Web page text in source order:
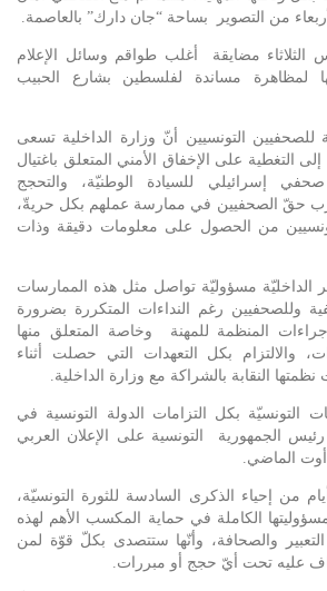
من التصوير بساحة “جان دارك” بالعاصمة.
مضايقة أغلب طواقم وسائل الإعلام
لمظاهرة مساندة لفلسطين بشارع الحبيب
للصحفيين التونسيين أنّ وزارة الداخلية تسعى
التغطية على الإخفاق الأمني المتعلق باغتيال
صحفي إسرائيلي للسيادة الوطنيّة، والتحجج
حقّ الصحفيين في ممارسة عملهم بكل حريةّ،
من الحصول على معلومات دقيقة وذات
الداخليّة مسؤوليّة تواصل مثل هذه الممارسات
وللصحفيين رغم النداءات المتكررة بضرورة
المنظمة للمهنة وخاصة المتعلق منها
والالتزام بكل التعهدات التي حصلت أثناء
النقابة بالشراكة مع وزارة الداخلية.
التونسيّة بكل التزامات الدولة التونسية في
الجمهورية التونسية على الإعلان العربي
من إحياء الذكرى السادسة للثورة التونسيّة،
الكاملة في حماية المكسب الأهم لهذه
التعبير والصحافة، وأنّها ستتصدى بكلّ قوّة لمن
عليه تحت أيّ حجج أو مبررات.